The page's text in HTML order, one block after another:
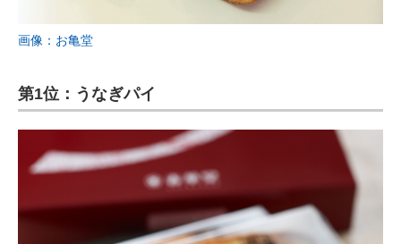
画像：お亀堂
第1位：うなぎパイ